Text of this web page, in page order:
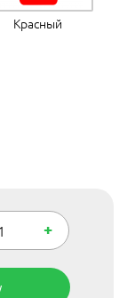
Красный
+